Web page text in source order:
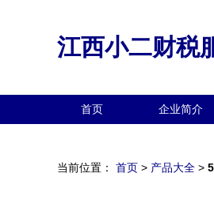
江西小二财税
首页 企业简介
当前位置： 首页 > 产品大全 >